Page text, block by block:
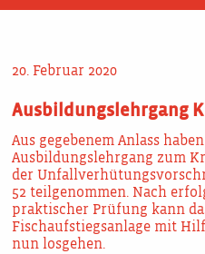
20. Februar 2020
Ausbildungslehrgang
Aus gegebenem Anlass
Ausbildungslehrgang zum
der
52 teilgenommen. Nach
praktischer Prüfung kann
Fischaufstiegsanlage mit
nun losgehen.